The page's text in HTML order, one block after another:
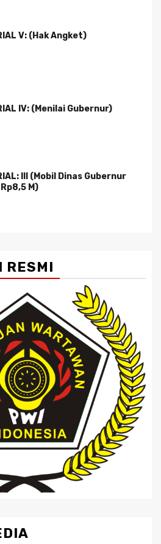
V: (Hak Angket)
IV: (Menilai Gubernur)
III (Mobil Dinas Gubernur
M)
RESMI